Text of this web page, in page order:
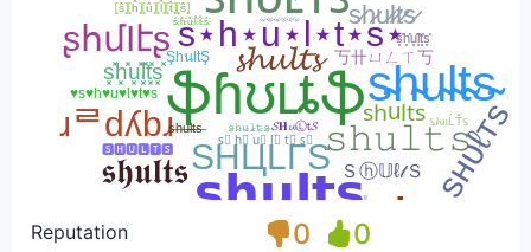
Reputation 0 0